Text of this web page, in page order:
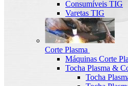
Consumíveis TIG
Varetas TIG
Corte Plasma
Máquinas Corte
Tocha Plasma &
Tocha